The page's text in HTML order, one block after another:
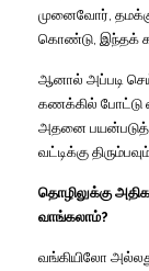
முனைவோர்
கொண்டு இந்தக்
ஆனால் அப்படி
கணக்கில் போட்டு
அதனை
வட்டிக்கு
தொழிலுக்கு
வாங்கலாம்?
வங்கியிலோ